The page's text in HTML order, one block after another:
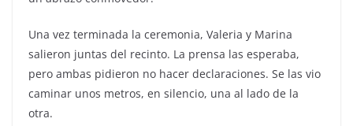
Una vez terminada la ceremonia, Valeria y Marina
salieron juntas del recinto. La prensa las esperaba,
pero ambas pidieron no hacer declaraciones. Se las vio
caminar unos metros, en silencio, una al lado de la
otra.